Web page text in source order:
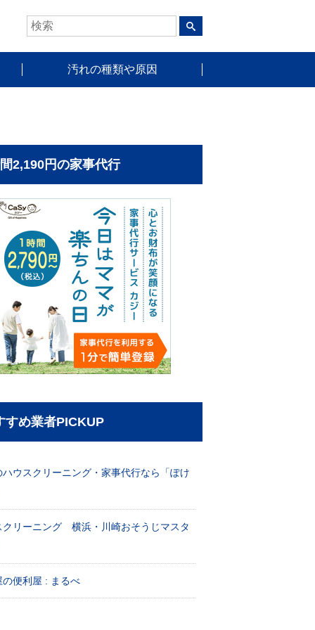
汚れの種類や原因
2,190円の家事代行
すめ業者PICKUP
ハウスクリーニング・家事代行なら「ぽけ
クリーニング 横浜・川崎おそうじマスタ
の便利屋 : まるべ